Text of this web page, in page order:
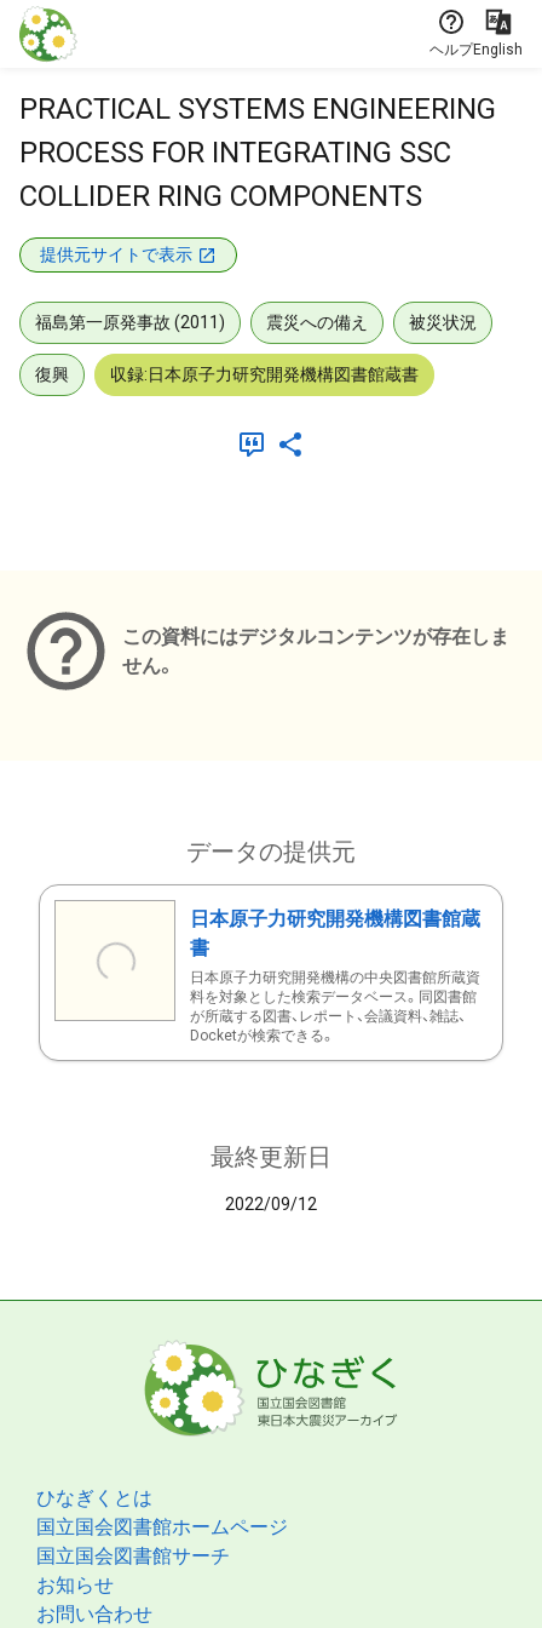
本文に飛ぶ
ヘルプEnglish
PRACTICAL SYSTEMS ENGINEERING
PROCESS FOR INTEGRATING SSC
COLLIDER RING COMPONENTS
提供元サイトで表示
福島第一原発事故 (2011) 震災への備え 被災状況
復興 収録:日本原子力研究開発機構図書館蔵書
この資料にはデジタルコンテンツが存在しま
せん。
データの提供元
日本原子力研究開発機構図書館蔵
書
日本原子力研究開発機構の中央図書館所蔵資
料を対象とした検索データベース。同図書館
が所蔵する図書、レポート、会議資料、雑誌、
Docketが検索できる。
最終更新日
2022/09/12
ひなぎくとは
国立国会図書館ホームページ
国立国会図書館サーチ
お知らせ
お問い合わせ